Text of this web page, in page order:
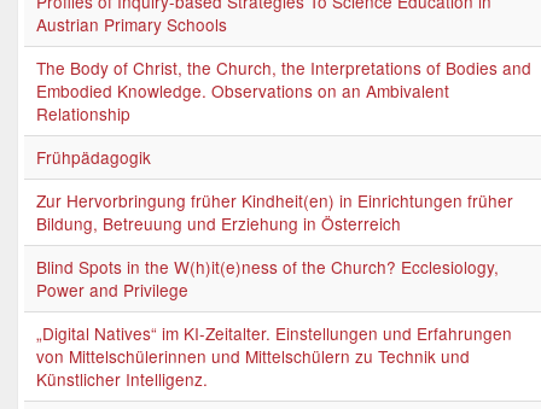
Austrian Primary Schools
The Body of Christ, the Church, the Interpretations of Bodies and
Embodied Knowledge. Observations on an Ambivalent
Relationship
Frühpädagogik
Zur Hervorbringung früher Kindheit(en) in Einrichtungen früher
Bildung, Betreuung und Erziehung in Österreich
Blind Spots in the W(h)it(e)ness of the Church? Ecclesiology,
Power and Privilege
„Digital Natives“ im KI-Zeitalter. Einstellungen und Erfahrungen
von Mittelschülerinnen und Mittelschülern zu Technik und
Künstlicher Intelligenz.